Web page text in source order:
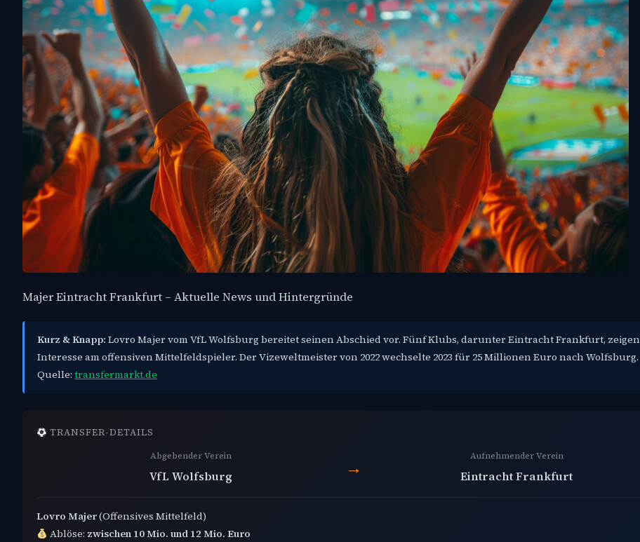
Majer Eintracht Frankfurt – Aktuelle News und Hintergründe
Kurz & Knapp: Lovro Majer vom VfL Wolfsburg bereitet seinen Abschied vor. Fünf Klubs, darunter Eintracht Frankfurt, zeigen
Interesse am offensiven Mittelfeldspieler. Der Vizeweltmeister von 2022 wechselte 2023 für 25 Millionen Euro nach Wolfsburg.
Quelle: transfermarkt.de
TRANSFER-DETAILS
Abgebender Verein
VfL Wolfsburg → Aufnehmender Verein
Eintracht Frankfurt
Lovro Majer(Offensives Mittelfeld)
Ablöse: zwischen 10 Mio. und 12 Mio. Euro